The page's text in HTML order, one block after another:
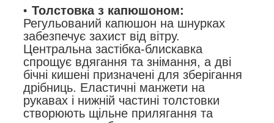
Толстовка з капюшоном:
Регульований капюшон на шнурках
забезпечує захист від вітру.
Центральна застібка-блискавка
спрощує вдягання та знімання, а дві
бічні кишені призначені для зберігання
дрібниць. Еластичні манжети на
рукавах і нижній частині толстовки
створюють щільне прилягання та